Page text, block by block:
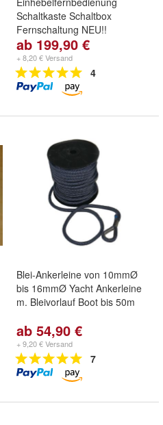
Schaltkaste Schaltbox
Fernschaltung NEU!!
ab 199,90 €
+ 8,20 € Versand
4
Blei-Ankerleine von 10mmØ
bis 16mmØ Yacht Ankerleine
m. Bleivorlauf Boot bis 50m
ab 54,90 €
+ 9,20 € Versand
7